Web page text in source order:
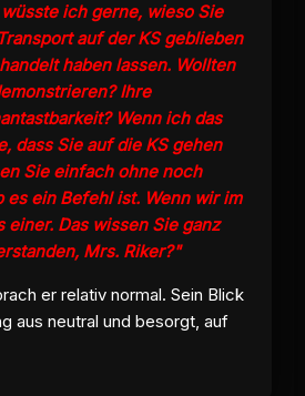
ich gerne, wieso Sie
auf der KS geblieben
haben lassen. Wollten
Ihre
Wenn ich das
dass Sie auf die KS gehen
Sie einfach ohne noch
es ein Befehl ist. Wenn wir im
einer. Das wissen Sie ganz
Mrs. Riker?"
er relativ normal. Sein Blick
aus neutral und besorgt, auf